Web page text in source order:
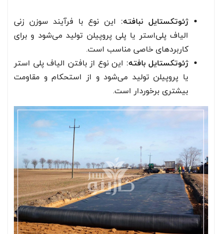
ژئوتکستایل نبافته: این نوع با فرآیند سوزن‌ زنی
الیاف پلی‌استر یا پلی‌ پروپیلن تولید می‌شود و برای
کاربردهای خاصی مناسب است.
ژئوتکستایل بافته: این نوع از بافتن الیاف پلی استر
یا پروپیلن تولید می‌شود و از استحکام و مقاومت
بیشتری برخوردار است.